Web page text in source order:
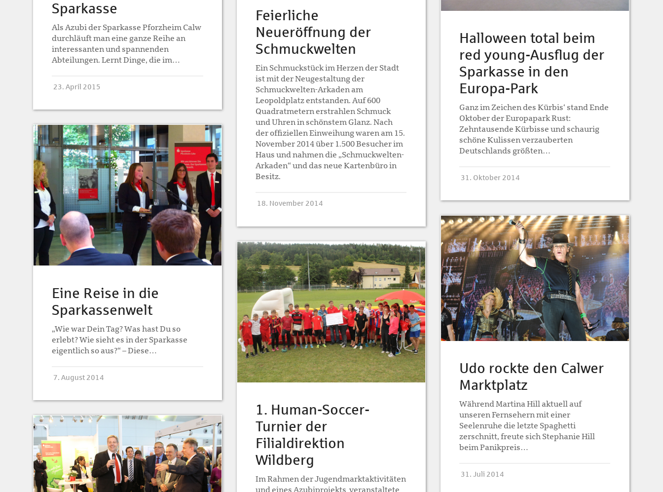
Sparkasse
Als Azubi der Sparkasse Pforzheim Calw
durchläuft man eine ganze Reihe an
interessanten und spannenden
Abteilungen. Lernt Dinge, die im…
23. April 2015
Feierliche
Neueröffnung der
Schmuckwelten
Ein Schmuckstück im Herzen der Stadt
ist mit der Neugestaltung der
Schmuckwelten-Arkaden am
Leopoldplatz entstanden. Auf 600
Quadratmetern erstrahlen Schmuck
und Uhren in schönstem Glanz. Nach
der offiziellen Einweihung waren am 15.
November 2014 über 1.500 Besucher im
Haus und nahmen die „Schmuckwelten-
Arkaden“ und das neue Kartenbüro in
Besitz.
18. November 2014
Halloween total beim
red young-Ausflug der
Sparkasse in den
Europa-Park
Ganz im Zeichen des Kürbis‘ stand Ende
Oktober der Europapark Rust:
Zehntausende Kürbisse und schaurig
schöne Kulissen verzauberten
Deutschlands größten…
31. Oktober 2014
Eine Reise in die
Sparkassenwelt
„Wie war Dein Tag? Was hast Du so
erlebt? Wie sieht es in der Sparkasse
eigentlich so aus?“ – Diese…
7. August 2014
Udo rockte den Calwer
Marktplatz
Während Martina Hill aktuell auf
unseren Fernsehern mit einer
Seelenruhe die letzte Spaghetti
zerschnitt, freute sich Stephanie Hill
beim Panikpreis…
31. Juli 2014
1. Human-Soccer-
Turnier der
Filialdirektion
Wildberg
Im Rahmen der Jugendmarktaktivitäten